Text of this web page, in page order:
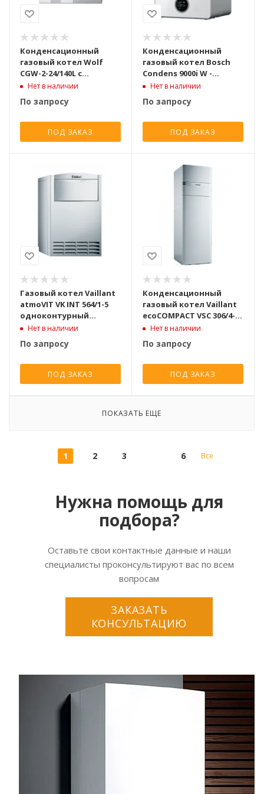
Конденсационный
газовый котел Wolf
CGW-2-24/140L с
бойлером
турбированный [24 кВт]
Нет в наличии
По запросу
ПОД ЗАКАЗ
Конденсационный
газовый котел Bosch
Condens 9000i W -
GC9000iW 20E
турбированный [19,3
Нет в наличии
По запросу
ПОД ЗАКАЗ
Газовый котел Vaillant
atmoVIT VK INT 564/1-5
одноконтурный
атмосферный [56 кВт]
Нет в наличии
По запросу
ПОД ЗАКАЗ
Конденсационный
газовый котел Vaillant
ecoCOMPACT VSC 306/4-5
двухконтурный
Нет в наличии
По запросу
ПОД ЗАКАЗ
ПОКАЗАТЬ ЕЩЕ
1 2 3 6 Все
Нужна помощь для
подбора?
Оставьте свои контактные данные и наши
специалисты проконсультируют вас по всем
вопросам
ЗАКАЗАТЬ
КОНСУЛЬТАЦИЮ